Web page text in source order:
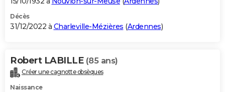
Décès
31/12/2022 à Charleville-Mézières (Ardennes)
Robert LABILLE (85 ans)
Créer une cagnotte obsèques
Naissance